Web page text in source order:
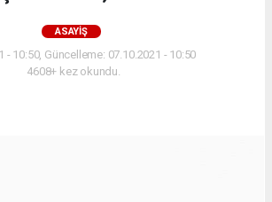
ASAYIŞ
- 10:50, Güncelleme: 07.10.2021 - 10:50
4608+ kez okundu.